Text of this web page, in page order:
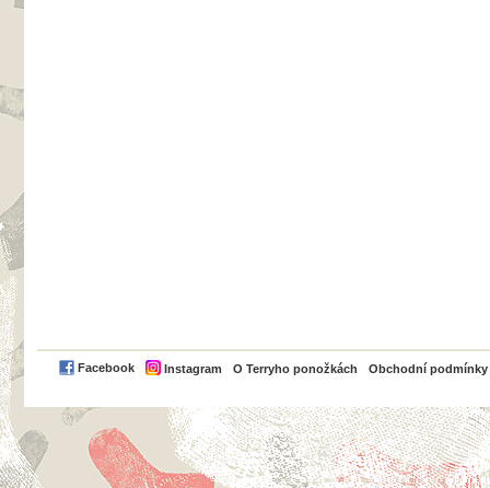
Facebook Instagram O Terryho ponožkách Obchodní podmínky
PayPal